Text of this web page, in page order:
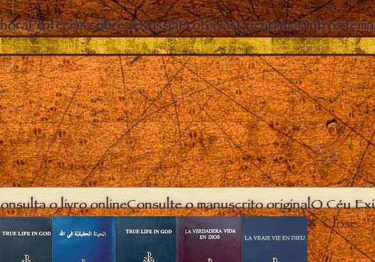
Profecias sobre a RússiaProfeciasEucaristiaOutros
o livro onlineConsulte o manuscrito originalO Céu
Close